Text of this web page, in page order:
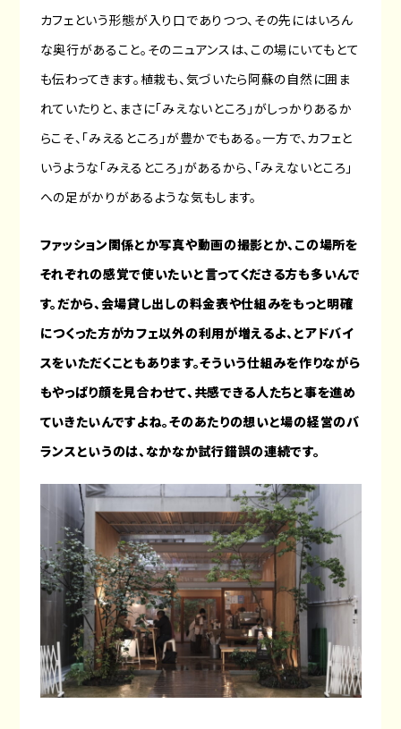
カフェという形態が入り口でありつつ、その先にはいろん
な奥行があること。そのニュアンスは、この場にいてもとて
も伝わってきます。植栽も、気づいたら阿蘇の自然に囲ま
れていたりと、まさに「みえないところ」がしっかりあるか
らこそ、「みえるところ」が豊かでもある。一方で、カフェと
いうような「みえるところ」があるから、「みえないところ」
への足がかりがあるような気もします。
ファッション関係とか写真や動画の撮影とか、この場所を
それぞれの感覚で使いたいと言ってくださる方も多いんで
す。だから、会場貸し出しの料金表や仕組みをもっと明確
につくった方がカフェ以外の利用が増えるよ、とアドバイ
スをいただくこともあります。そういう仕組みを作りながら
もやっぱり顔を見合わせて、共感できる人たちと事を進め
ていきたいんですよね。そのあたりの想いと場の経営のバ
ランスというのは、なかなか試行錯誤の連続です。